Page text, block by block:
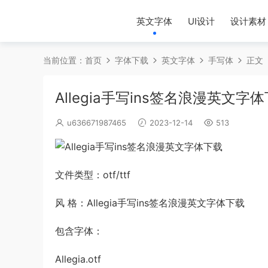
英文字体 UI设计 设计素材
当前位置： 首页 字体下载 英文字体 手写体 正文
Allegia手写ins签名浪漫英文字体
u636671987465 2023-12-14 513
文件类型：otf/ttf
风 格：Allegia手写ins签名浪漫英文字体下载
包含字体：
Allegia.otf